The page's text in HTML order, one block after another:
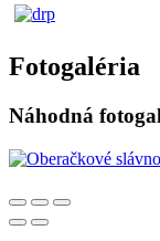
Fotogaléria
Náhodná